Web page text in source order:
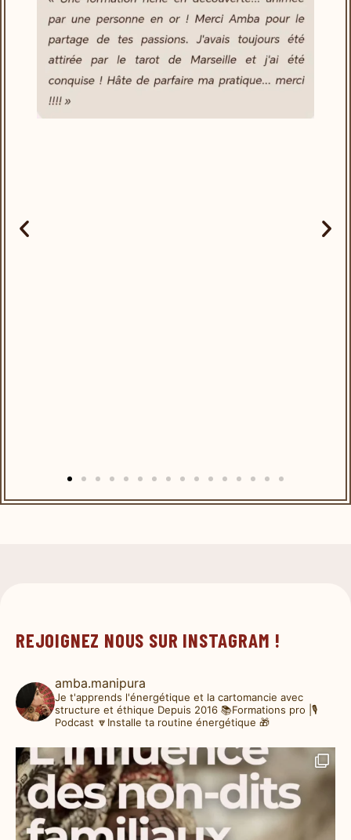
REJOIGNEZ NOUS SUR INSTAGRAM !
amba.manipura
Je t'apprends l'énergétique et la cartomancie avec
structure et éthique Depuis 2016 📚Formations pro |🎙️
Podcast 🔽Installe ta routine énergétique 🎁